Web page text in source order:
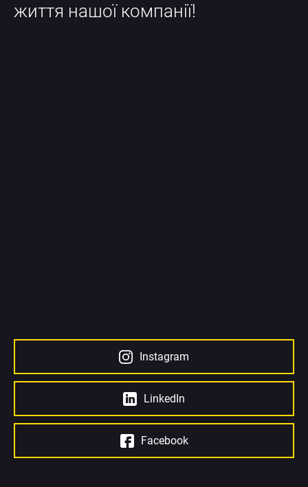
життя нашої компанії!
Instagram
LinkedIn
Facebook